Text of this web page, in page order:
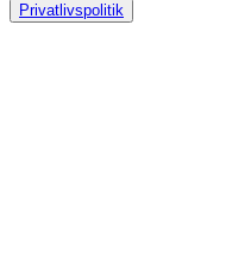
Privatlivspolitik